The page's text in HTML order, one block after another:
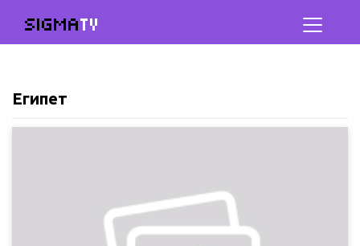
SIGMATV
Египет